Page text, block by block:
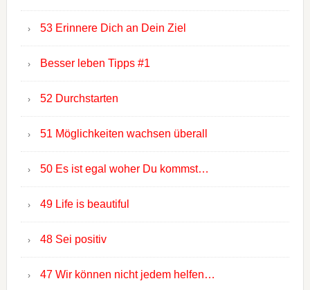
53 Erinnere Dich an Dein Ziel
Besser leben Tipps #1
52 Durchstarten
51 Möglichkeiten wachsen überall
50 Es ist egal woher Du kommst…
49 Life is beautiful
48 Sei positiv
47 Wir können nicht jedem helfen…